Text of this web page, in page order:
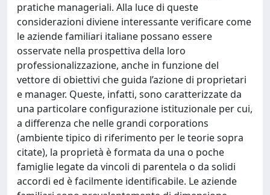
pratiche manageriali. Alla luce di queste
considerazioni diviene interessante verificare come
le aziende familiari italiane possano essere
osservate nella prospettiva della loro
professionalizzazione, anche in funzione del
vettore di obiettivi che guida l’azione di proprietari
e manager. Queste, infatti, sono caratterizzate da
una particolare configurazione istituzionale per cui,
a differenza che nelle grandi corporations
(ambiente tipico di riferimento per le teorie sopra
citate), la proprietà è formata da una o poche
famiglie legate da vincoli di parentela o da solidi
accordi ed è facilmente identificabile. Le aziende